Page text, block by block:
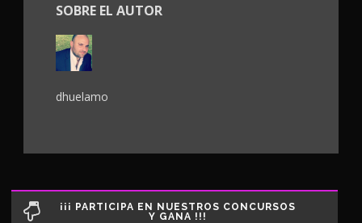
SOBRE EL AUTOR
dhuelamo
¡¡¡ PARTICIPA EN NUESTROS CONCURSOS
Y GANA !!!